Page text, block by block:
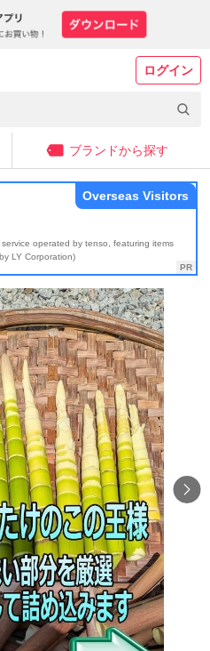
ログイン
ブランドから探す
operated by tenso, featuring items
LY Corporation)
Overseas Visitors